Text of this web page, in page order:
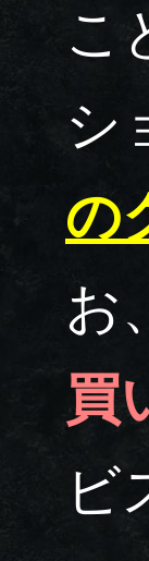
こ
シ
の
お
買
ビ